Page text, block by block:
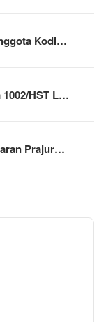
Kodi…
HST L…
Prajur…